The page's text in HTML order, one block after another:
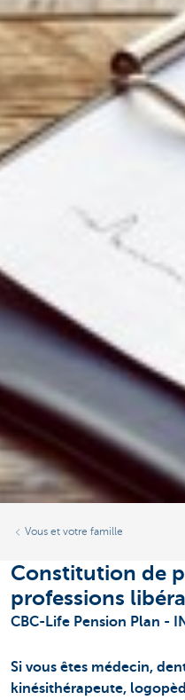
Vous et votre famille
Constitution de
professions
CBC-Life Pension Plan -
Si vous êtes médecin,
kinésithérapeute,